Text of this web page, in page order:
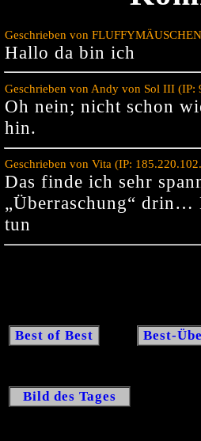
Geschrieben von
Hallo da bin ich
Geschrieben von Andy von Sol III (IP:
Oh nein; nicht schon
hin.
Geschrieben von Vita (IP:
Das finde ich sehr
„Überraschung“ drin…
tun
Best of Best Best-
Bild des Tages